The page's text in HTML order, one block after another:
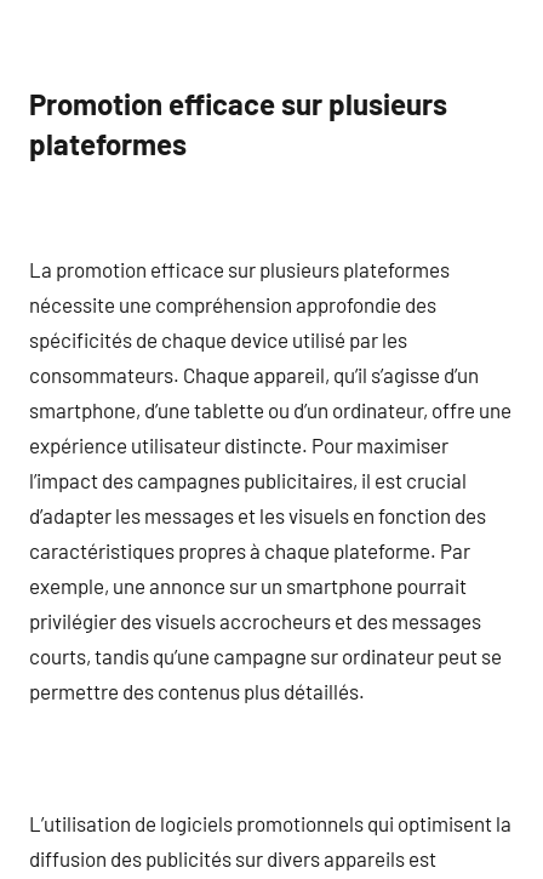
Promotion efficace sur plusieurs
plateformes
La promotion efficace sur plusieurs plateformes
nécessite une compréhension approfondie des
spécificités de chaque device utilisé par les
consommateurs. Chaque appareil, qu’il s’agisse d’un
smartphone, d’une tablette ou d’un ordinateur, offre une
expérience utilisateur distincte. Pour maximiser
l’impact des campagnes publicitaires, il est crucial
d’adapter les messages et les visuels en fonction des
caractéristiques propres à chaque plateforme. Par
exemple, une annonce sur un smartphone pourrait
privilégier des visuels accrocheurs et des messages
courts, tandis qu’une campagne sur ordinateur peut se
permettre des contenus plus détaillés.
L’utilisation de logiciels promotionnels qui optimisent la
diffusion des publicités sur divers appareils est